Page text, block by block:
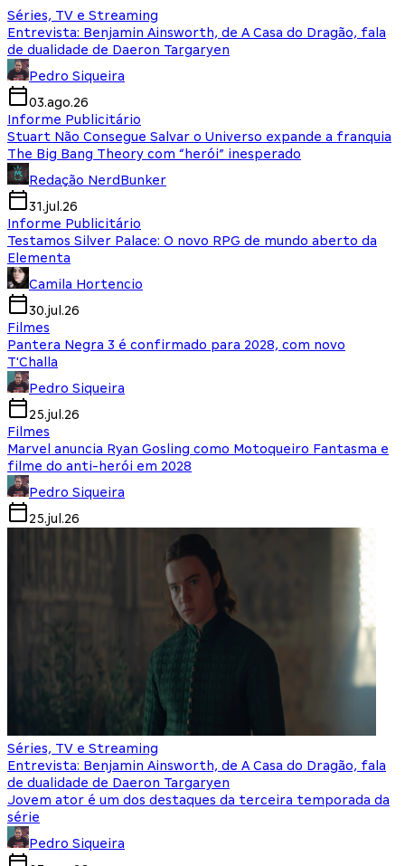
Séries, TV e Streaming
Entrevista: Benjamin Ainsworth, de A Casa do Dragão, fala
de dualidade de Daeron Targaryen
Pedro Siqueira
03.ago.26
Informe Publicitário
Stuart Não Consegue Salvar o Universo expande a franquia
The Big Bang Theory com “herói” inesperado
Redação NerdBunker
31.jul.26
Informe Publicitário
Testamos Silver Palace: O novo RPG de mundo aberto da
Elementa
Camila Hortencio
30.jul.26
Filmes
Pantera Negra 3 é confirmado para 2028, com novo
T'Challa
Pedro Siqueira
25.jul.26
Filmes
Marvel anuncia Ryan Gosling como Motoqueiro Fantasma e
filme do anti-herói em 2028
Pedro Siqueira
25.jul.26
Séries, TV e Streaming
Entrevista: Benjamin Ainsworth, de A Casa do Dragão, fala
de dualidade de Daeron Targaryen
Jovem ator é um dos destaques da terceira temporada da
série
Pedro Siqueira